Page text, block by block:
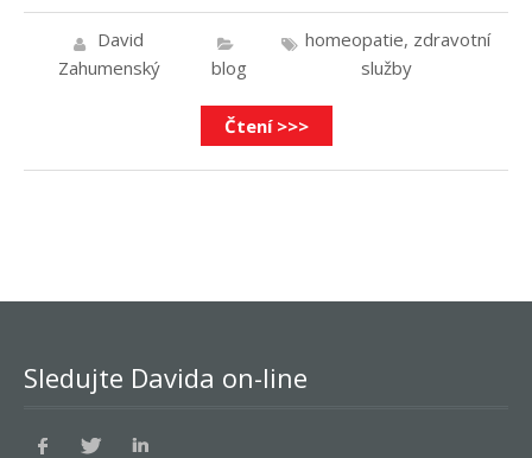
David
Zahumenský
blog
homeopatie, zdravotní
služby
Čtení >>>
Sledujte Davida on-line